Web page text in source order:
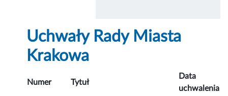
Uchwały Rady Miasta
Krakowa
Numer Tytuł
Data
uchwalenia